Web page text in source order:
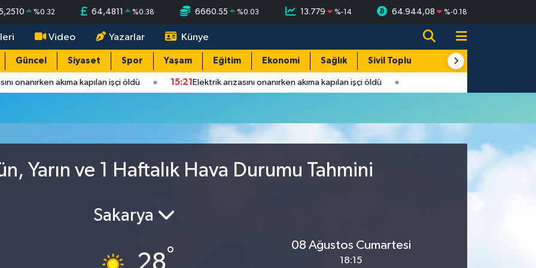
%0.32 64,4811 %0.38 6660.55 %0.03 13.779 %-14 64.944,08 %-0.18
Video Yazarlar Künye
Güncel Siyaset Spor Yaşam Eğitim Ekonomi Sağlık Sivil Toplum Turizm
onanırken akıma kapılan işçi öldü 15:21 Elektrik arızasını onanırken akıma kapılan işçi öldü
Yarın ve 1 Haftalık Hava Durumu Tahmini
Sakarya
°
08 Ağustos Cumartesi
18:15